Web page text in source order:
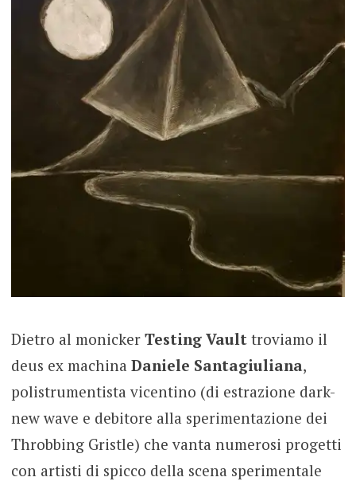
Dietro al monicker Testing Vaulttroviamo il
deus ex machina Daniele Santagiuliana,
polistrumentista vicentino (di estrazione dark-
new wave e debitore alla sperimentazione dei
Throbbing Gristle) che vanta numerosi progetti
con artisti di spicco della scena sperimentale